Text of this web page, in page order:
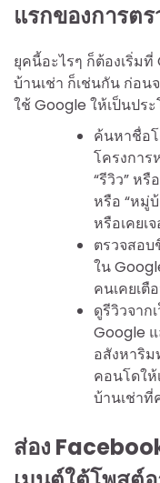
แรกของการต
ยุคนี้อะไรๆ ก็ต้องเริ่ม
บ้านเช่า ก็เช่นกัน ก่อน
ใช้ Google ให้เป็นปร
ค้นหาชื่อ
โครงกา
“รีวิว” หรื
หรือ “หมู่
หรือเคยเ
ตรวจสอบ
ใน
คนเคยเตื
ดูรีวิวจาก
Google แ
อสังหาริม
คอนโดใ
บ้านเช่า
ส่อง